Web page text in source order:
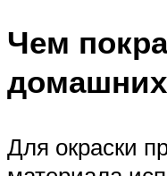
Чем
Для окраски